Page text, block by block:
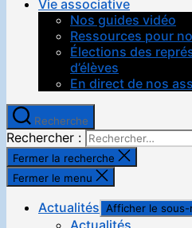
Vie associative
Nos guides vidéo
Ressources pour
Élections des
d’élèves
En direct de nos
Recherche
Rechercher :
Fermer la recherche
Fermer le menu
Actualités Afficher le sous-
Actualités